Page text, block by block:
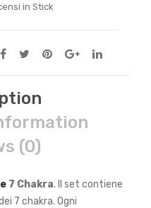
in Stick
(0)
7 Chakra. Il set contiene
7 chakra. Ogni